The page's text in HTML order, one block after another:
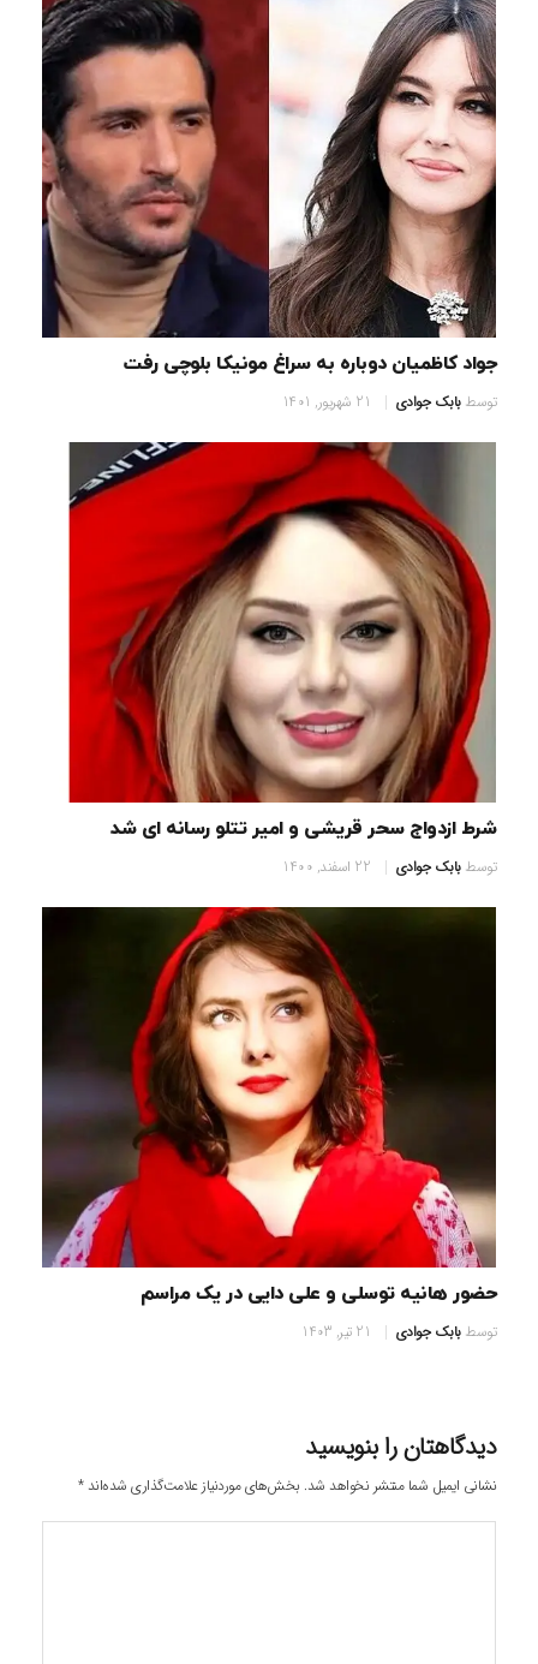
جواد کاظمیان دوباره به سراغ مونیکا بلوچی رفت
توسطبابک جوادی 21 شهریور, 1401
شرط ازدواج سحر قریشی و امیر تتلو رسانه ای شد
توسطبابک جوادی 22 اسفند, 1400
حضور هانیه توسلی و علی دایی در یک مراسم
توسطبابک جوادی 21 تیر, 1403
دیدگاهتان را بنویسید
نشانی ایمیل شما منتشر نخواهد شد. بخش‌های موردنیاز علامت‌گذاری شده‌اند*